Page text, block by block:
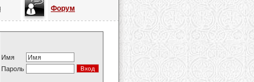
Форум
Имя
Пароль